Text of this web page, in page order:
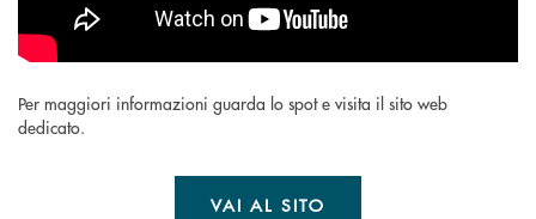
Per maggiori informazioni guarda lo spot e visita il sito web
dedicato.
VAI AL SITO